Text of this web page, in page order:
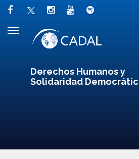
Derechos Humanos y
Solidaridad